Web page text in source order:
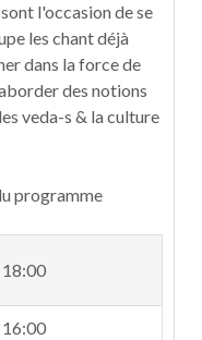
l'occasion de se
les chant déjà
dans la force de
des notions
veda-s & la culture
programme